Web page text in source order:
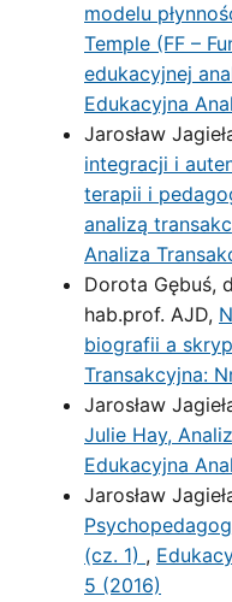
modelu
Temple (FF –
edukacyjnej
Edukacyjna
Jarosław
integracji i
terapii i
analizą
Analiza
Dorota Gębuś,
hab.prof. AJD,
biografii a
Transakcyjna:
Jarosław
Julie Hay,
Edukacyjna
Jarosław
(cz. 1) ,
5 (2016)